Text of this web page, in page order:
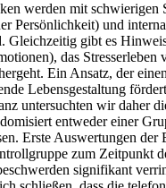
werden mit
Persönlichkeit) und
gibt es
das
Ein Ansatz, der
Lebensgestaltung
untersuchten wir daher
entweder einer
Erste Auswertungen der
zum Zeitpunkt
signifikant